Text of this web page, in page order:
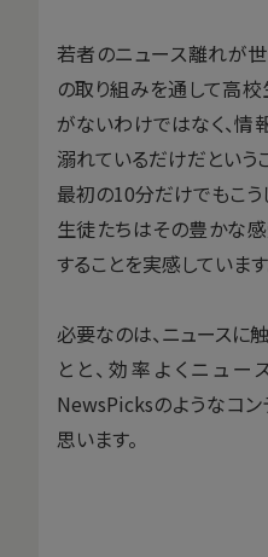
若者のニュース離れが
の取り組みを通して高
がないわけではなく、
溺れているだけだという
最初の10分だけでもこう
生徒たちはその豊かな
することを実感しています
必要なのは、ニュースに
とと、効率よくニュ
NewsPicksのようなコ
思います。